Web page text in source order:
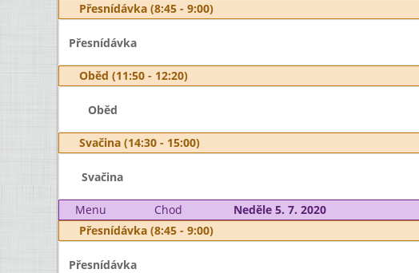
Přesnídávka (8:45 - 9:00)
Přesnídávka
Oběd (11:50 - 12:20)
Oběd
Svačina (14:30 - 15:00)
Svačina
Menu Chod
Neděle 5. 7. 2020
Přesnídávka (8:45 - 9:00)
Přesnídávka